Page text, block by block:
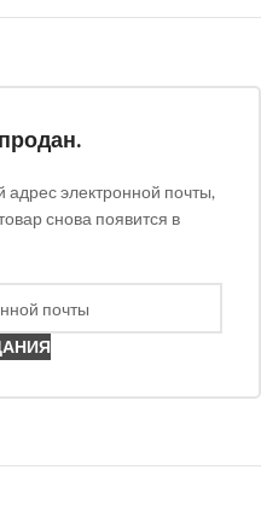
адрес электронной почты,
снова появится в